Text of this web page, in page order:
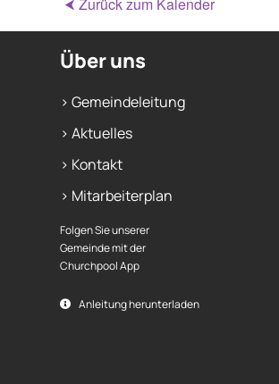
⮜ Zurück zum Kalender
Über uns
> Gemeindeleitung
> Aktuelles
> Kontakt
> Mitarbeiterplan
Folgen Sie unserer
Gemeinde mit der
Churchpool App
Anleitung herunterladen